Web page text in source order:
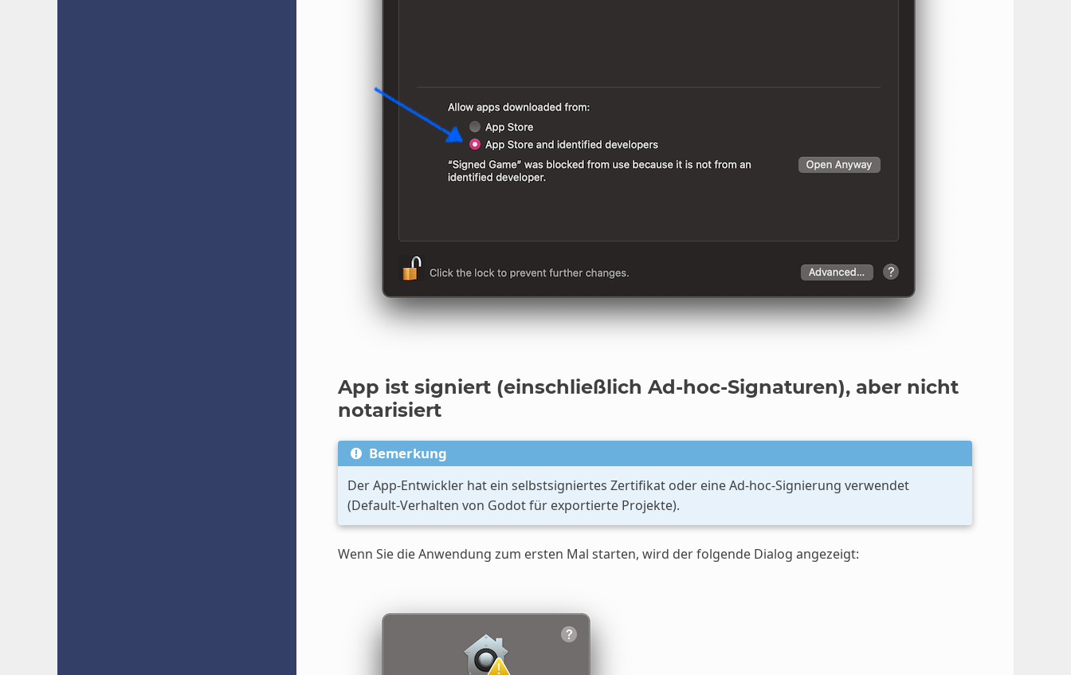
App ist signiert (einschließlich Ad-hoc-Signaturen), aber nicht
notarisiert
Bemerkung
Der App-Entwickler hat ein selbstsigniertes Zertifikat oder eine Ad-hoc-Signierung verwendet
(Default-Verhalten von Godot für exportierte Projekte).
Wenn Sie die Anwendung zum ersten Mal starten, wird der folgende Dialog angezeigt: